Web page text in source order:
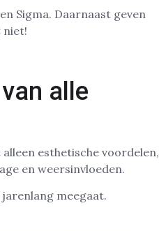
Sigma. Daarnaast geven
niet!
alle
esthetische voordelen,
en weersinvloeden.
meegaat.